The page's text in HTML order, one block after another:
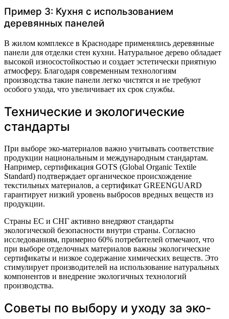
Пример 3: Кухня с использованием
деревянных панелей
В жилом комплексе в Краснодаре применялись деревянные
панели для отделки стен кухни. Натуральное дерево обладает
высокой износостойкостью и создает эстетически приятную
атмосферу. Благодаря современным технологиям
производства такие панели легко чистятся и не требуют
особого ухода, что увеличивает их срок службы.
Технические и экологические
стандарты
При выборе эко-материалов важно учитывать соответствие
продукции национальным и международным стандартам.
Например, сертификация GOTS (Global Organic Textile
Standard) подтверждает органическое происхождение
текстильных материалов, а сертификат GREENGUARD
гарантирует низкий уровень выбросов вредных веществ из
продукции.
Страны ЕС и СНГ активно внедряют стандарты
экологической безопасности внутри страны. Согласно
исследованиям, примерно 60% потребителей отмечают, что
при выборе отделочных материалов важны экологические
сертификаты и низкое содержание химических веществ. Это
стимулирует производителей на использование натуральных
компонентов и внедрение экологичных технологий
производства.
Советы по выбору и уходу за эко-